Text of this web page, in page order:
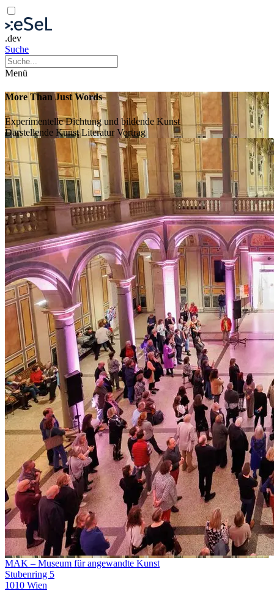
.dev
Suche
Menü
More Than Just Words
Experimentelle Dichtung und bildende Kunst
Darstellende KunstLiteratur Vortrag
MAK – Museum für angewandte Kunst
Stubenring 5
1010 Wien